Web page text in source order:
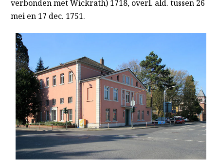
verbonden met Wickrath) 1718, overl. ald. tussen 26
mei en 17 dec. 1751.